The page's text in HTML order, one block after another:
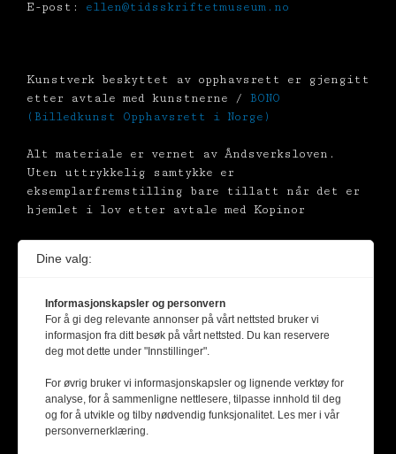
E-post: ellen@tidsskriftetmuseum.no
Kunstverk beskyttet av opphavsrett er gjengitt
etter avtale med kunstnerne / BONO
(Billedkunst Opphavsrett i Norge)
Alt materiale er vernet av Åndsverksloven.
Uten uttrykkelig samtykke er
eksemplarfremstilling bare tillatt når det er
hjemlet i lov etter avtale med Kopinor
Dine valg:
Informasjonskapsler og personvern
For å gi deg relevante annonser på vårt nettsted bruker vi
informasjon fra ditt besøk på vårt nettsted. Du kan reservere
deg mot dette under "Innstillinger".
For øvrig bruker vi informasjonskapsler og lignende verktøy for
analyse, for å sammenligne nettlesere, tilpasse innhold til deg
og for å utvikle og tilby nødvendig funksjonalitet. Les mer i vår
personvernerklæring.